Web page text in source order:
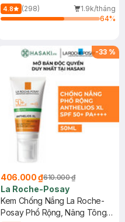
400ml
4.8 (298)
1.9k/tháng
64%
-33 %
406.000 ₫610.000 ₫
La Roche-Posay
Kem Chống Nắng La Roche-
Posay Phổ Rộng, Nâng Tông